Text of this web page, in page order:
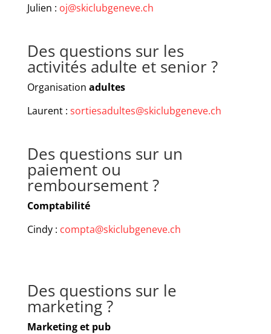
Julien : oj@skiclubgeneve.ch
Des questions sur les
activités adulte et senior ?
Organisation adultes
Laurent : sortiesadultes@skiclubgeneve.ch
Des questions sur un
paiement ou
remboursement ?
Comptabilité
Cindy : compta@skiclubgeneve.ch
Des questions sur le
marketing ?
Marketing et pub